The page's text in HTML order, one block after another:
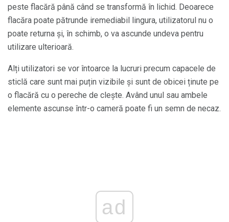
peste flacără până când se transformă în lichid. Deoarece
flacăra poate pătrunde iremediabil lingura, utilizatorul nu o
poate returna și, în schimb, o va ascunde undeva pentru
utilizare ulterioară.
Alți utilizatori se vor întoarce la lucruri precum capacele de
sticlă care sunt mai puțin vizibile și sunt de obicei ținute pe
o flacără cu o pereche de clește. Având unul sau ambele
elemente ascunse într-o cameră poate fi un semn de necaz.
ad